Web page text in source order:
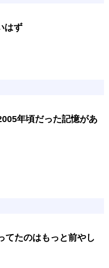
はず
年頃だった記憶があ
てたのはもっと前やし